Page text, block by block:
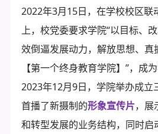
2022年3月15日，在学校校区联
上，校党委要求学院“以目标、
效倒逼发展动力，解放思想、真
【第一个终身教育学院】”，成
2023年12月9日，学院举办成立
首播了新摄制的形象宣传片，展
和转型发展的业务结构，同时启